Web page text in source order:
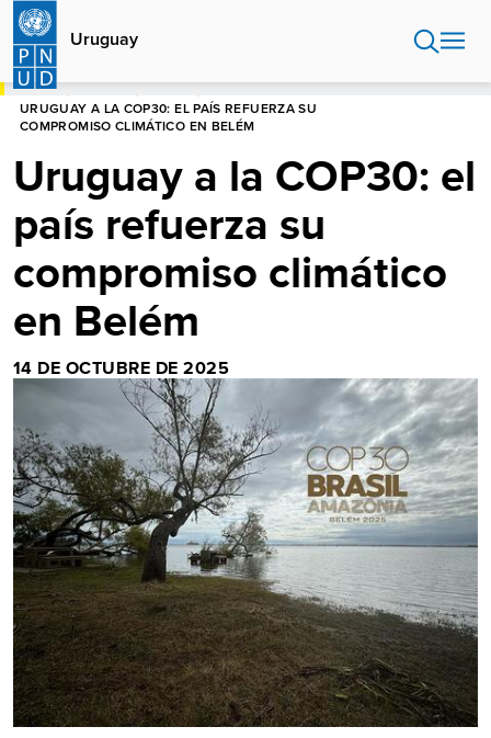
Pasar
contenido
principal
Uruguay
HOME
URUGUAY A LA COP30: EL PAÍS REFUERZA SU
COMPROMISO CLIMÁTICO EN BELÉM
Uruguay a la COP30: el
país refuerza su
compromiso climático
en Belém
14 DE OCTUBRE DE 2025